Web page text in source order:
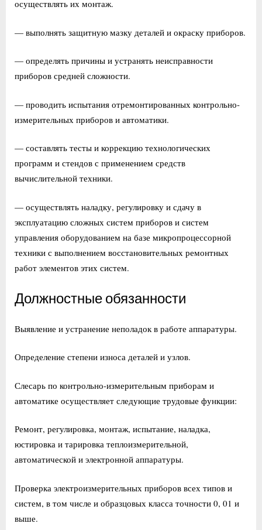
осуществлять их монтаж.
— выполнять защитную мазку деталей и окраску приборов.
— определять причины и устранять неисправности
приборов средней сложности.
— проводить испытания отремонтированных контрольно-
измерительных приборов и автоматики.
— составлять тесты и коррекцию технологических
программ и стендов с применением средств
вычислительной техники.
— осуществлять наладку, регулировку и сдачу в
эксплуатацию сложных систем приборов и систем
управления оборудованием на базе микропроцессорной
техники с выполнением восстановительных ремонтных
работ элементов этих систем.
Должностные обязанности
Выявление и устранение неполадок в работе аппаратуры.
Определение степени износа деталей и узлов.
Слесарь по контрольно-измерительным приборам и
автоматике осуществляет следующие трудовые функции:
Ремонт, регулировка, монтаж, испытание, наладка,
юстировка и тарировка теплоизмерительной,
автоматической и электронной аппаратуры.
Проверка электроизмерительных приборов всех типов и
систем, в том числе и образцовых класса точности 0, 01 и
выше.